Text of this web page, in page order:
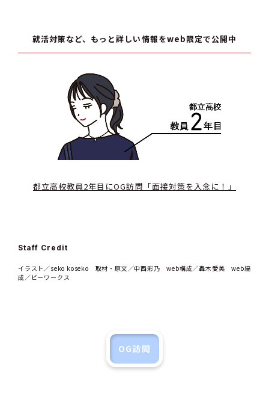
就活対策など、もっと詳しい情報をweb限定で公開中
都立高校教員2年目にOG訪問「面接対策を入念に！」
Staff Credit
イラスト／seko koseko 取材・原文／中西彩乃 web構成／轟木愛美 web編
成／ビーワークス
OG訪問